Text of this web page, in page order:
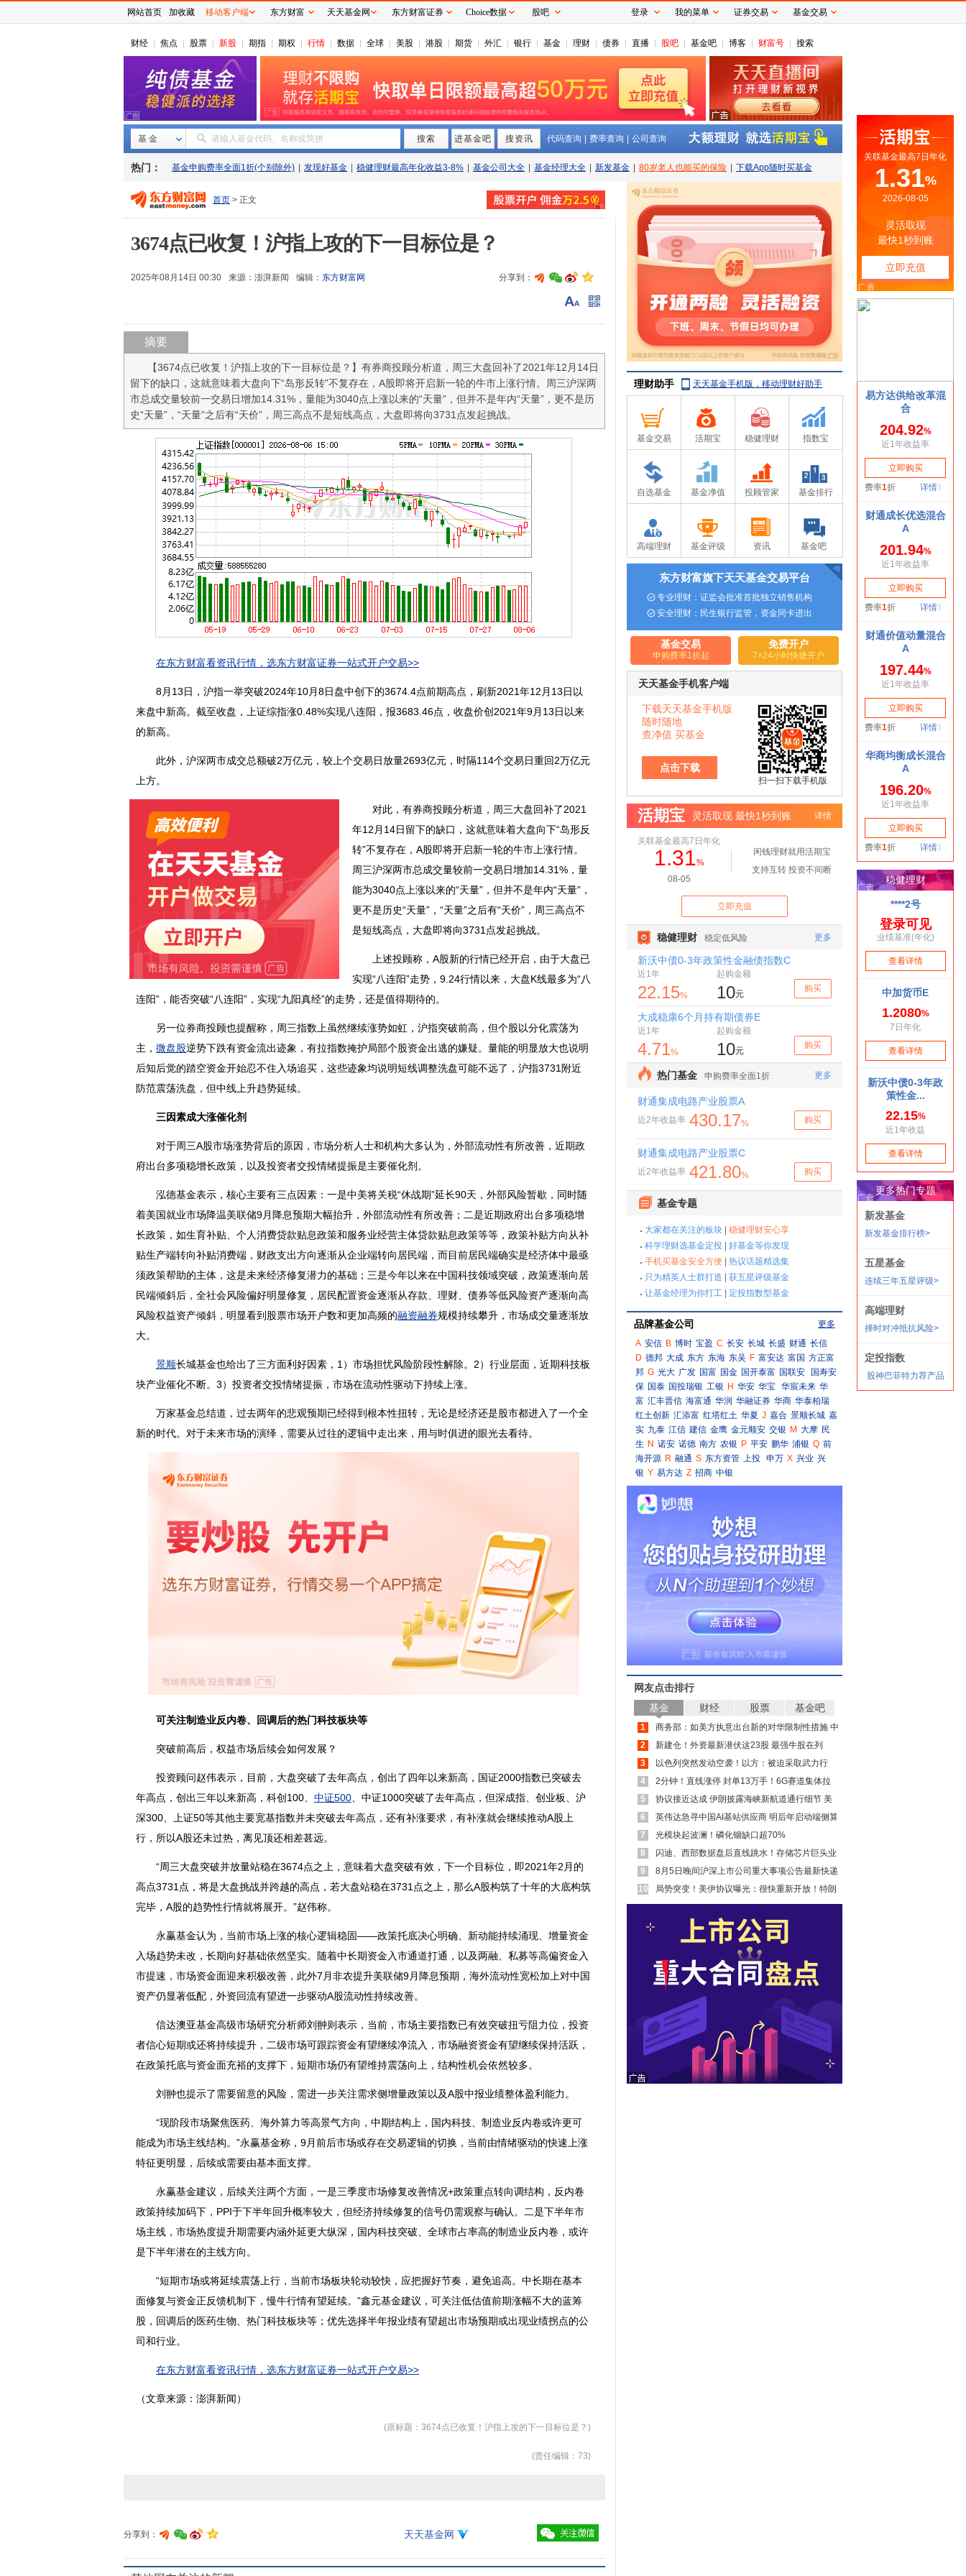
财经 焦点 股票 新股 期指 期权 行情 数据 全球 美股 港股 期货 外汇 银行 基金 理财 债券 直播 股吧 基金吧 博客 财富号 搜索
基 金 请输入基金代码、名称或简拼 搜索 进基金吧 搜资讯 代码查询 费率查询 公司查询
热门： 基金申购费率全面1折(个别除外) 发现好基金 稳健理财最高年化收益3-8% 基金公司大全 基金经理大全 新发基金 80岁老人也能买的保险 下载App随时买基金
首页 > 正文
3674点已收复！沪指上攻的下一目标位是？
2025年08月14日 00:30 来源： 澎湃新闻 编辑： 东方财富网 分享到：
摘要
【3674点已收复！沪指上攻的下一目标位是？】有券商投顾分析道，周三大盘回补了2021年12月14日
留下的缺口，这就意味着大盘向下“岛形反转”不复存在，A股即将开启新一轮的牛市上涨行情。周三沪深两
市总成交量较前一交易日增加14.31%，量能为3040点上涨以来的“天量”，但并不是年内“天量”，更不是历
史“天量”，“天量”之后有“天价”，周三高点不是短线高点，大盘即将向3731点发起挑战。
在东方财富看资讯行情，选东方财富证券一站式开户交易>>
8月13日，沪指一举突破2024年10月8日盘中创下的3674.4点前期高点，刷新2021年12月13日以
来盘中新高。截至收盘，上证综指涨0.48%实现八连阳，报3683.46点，收盘价创2021年9月13日以来
的新高。
此外，沪深两市成交总额破2万亿元，较上个交易日放量2693亿元，时隔114个交易日重回2万亿元
上方。
对此，有券商投顾分析道，周三大盘回补了2021
年12月14日留下的缺口，这就意味着大盘向下“岛形反
转”不复存在，A股即将开启新一轮的牛市上涨行情。
周三沪深两市总成交量较前一交易日增加14.31%，量
能为3040点上涨以来的“天量”，但并不是年内“天量”，
更不是历史“天量”，“天量”之后有“天价”，周三高点不
是短线高点，大盘即将向3731点发起挑战。
上述投顾称，A股新的行情已经开启，由于大盘已
实现“八连阳”走势，9.24行情以来，大盘K线最多为“八
连阳”，能否突破“八连阳”，实现“九阳真经”的走势，还是值得期待的。
另一位券商投顾也提醒称，周三指数上虽然继续涨势如虹，沪指突破前高，但个股以分化震荡为
主， 微盘股逆势下跌有资金流出迹象，有拉指数掩护局部个股资金出逃的嫌疑。量能的明显放大也说明
后知后觉的踏空资金开始忍不住入场追买，这些迹象均说明短线调整洗盘可能不远了，沪指3731附近
防范震荡洗盘，但中线上升趋势延续。
三因素成大涨催化剂
对于周三A股市场涨势背后的原因，市场分析人士和机构大多认为，外部流动性有所改善，近期政
府出台多项稳增长政策，以及投资者交投情绪提振是主要催化剂。
泓德基金表示，核心主要有三点因素：一是中美将关税“休战期”延长90天，外部风险暂歇，同时随
着美国就业市场降温美联储9月降息预期大幅抬升，外部流动性有所改善；二是近期政府出台多项稳增
长政策，如生育补贴、个人消费贷款贴息政策和服务业经营主体贷款贴息政策等等，政策补贴方向从补
贴生产端转向补贴消费端，财政支出方向逐渐从企业端转向居民端，而目前居民端确实是经济体中最亟
须政策帮助的主体，这是未来经济修复潜力的基础；三是今年以来在中国科技领域突破，政策逐渐向居
民端倾斜后，全社会风险偏好明显修复，居民配置资金逐渐从存款、理财、债券等低风险资产逐渐向高
风险权益资产倾斜，明显看到股票市场开户数和更加高频的融资融券规模持续攀升，市场成交量逐渐放
大。
景顺长城基金也给出了三方面利好因素，1）市场担忧风险阶段性解除。2）行业层面，近期科技板
块产业催化不断。3）投资者交投情绪提振，市场在流动性驱动下持续上涨。
万家基金总结道，过去两年的悲观预期已经得到根本性扭转，无论是经济还是股市都进入了一个全
新的时代。对于未来市场的演绎，需要从过往的逻辑中走出来，用与时俱进的眼光去看待。
可关注制造业反内卷、回调后的热门科技板块等
突破前高后，权益市场后续会如何发展？
投资顾问赵伟表示，目前，大盘突破了去年高点，创出了四年以来新高，国证2000指数已突破去
年高点，创出三年以来新高，科创100、 中证500、中证1000突破了去年高点，但深成指、创业板、沪
深300、上证50等其他主要宽基指数并未突破去年高点，还有补涨要求，有补涨就会继续推动A股上
行，所以A股还未过热，离见顶还相差甚远。
“周三大盘突破并放量站稳在3674点之上，意味着大盘突破有效，下一个目标位，即2021年2月的
高点3731点，将是大盘挑战并跨越的高点，若大盘站稳在3731点之上，那么A股构筑了十年的大底构筑
完毕，A股的趋势性行情就将展开。”赵伟称。
永赢基金认为，当前市场上涨的核心逻辑稳固——政策托底决心明确、新动能持续涌现、增量资金
入场趋势未改，长期向好基础依然坚实。随着中长期资金入市通道打通，以及两融、私募等高偏资金入
市提速，市场资金面迎来积极改善，此外7月非农提升美联储9月降息预期，海外流动性宽松加上对中国
资产仍显著低配，外资回流有望进一步驱动A股流动性持续改善。
信达澳亚基金高级市场研究分析师刘翀则表示，当前，市场主要指数已有效突破扭亏阻力位，投资
者信心短期或还将持续提升，二级市场可跟踪资金有望继续净流入，市场融资资金有望继续保持活跃，
在政策托底与资金面充裕的支撑下，短期市场仍有望维持震荡向上，结构性机会依然较多。
刘翀也提示了需要留意的风险，需进一步关注需求侧增量政策以及A股中报业绩整体盈利能力。
“现阶段市场聚焦医药、海外算力等高景气方向，中期结构上，国内科技、制造业反内卷或许更可
能成为市场主线结构。”永赢基金称，9月前后市场或存在交易逻辑的切换，当前由情绪驱动的快速上涨
特征更明显，后续或需要由基本面支撑。
永赢基金建议，后续关注两个方面，一是三季度市场修复改善情况+政策重点转向调结构，反内卷
政策持续加码下，PPI于下半年回升概率较大，但经济持续修复的信号仍需观察与确认。二是下半年市
场主线，市场热度提升期需要内涵外延更大纵深，国内科技突破、全球市占率高的制造业反内卷，或许
是下半年潜在的主线方向。
“短期市场或将延续震荡上行，当前市场板块轮动较快，应把握好节奏，避免追高。中长期在基本
面修复与资金正反馈机制下，慢牛行情有望延续。”鑫元基金建议，可关注低估值前期涨幅不大的蓝筹
股，回调后的医药生物、热门科技板块等；优先选择半年报业绩有望超出市场预期或出现业绩拐点的公
司和行业。
在东方财富看资讯行情，选东方财富证券一站式开户交易>>
（文章来源：澎湃新闻）
(原标题：3674点已收复！沪指上攻的下一目标位是？)
(责任编辑：73)
分享到： 天天基金网
理财助手 天天基金手机版，移动理财好助手
基金交易 活期宝 稳健理财 指数宝
自选基金 基金净值 投顾管家 基金排行
高端理财 基金评级 资讯 基金吧
品牌基金公司
更多
A 安信 B 博时 宝盈 C 长安 长城 长盛 财通 长信
D 德邦 大成 东方 东海 东吴 F 富安达 富国 方正富
邦 G 光大 广发 国富 国金 国开泰富 国联安
国寿安
保 国泰 国投瑞银 工银 H 华安 华宝 华宸未来 华
富 汇丰晋信 海富通 华润 华融证券 华商 华泰柏瑞
红土创新 汇添富 红塔红土 华夏 J 嘉合 景顺长城 嘉
实 九泰 江信 建信 金鹰 金元顺安 交银 M 大摩 民
生 N 诺安 诺德 南方 农银 P 平安 鹏华 浦银 Q 前
海开源 R 融通 S 东方资管 上投 申万 X 兴业 兴
银 Y 易方达 Z 招商 中银
网友点击排行
基金
财经 股票 基金吧
1
商务部：如美方执意出台新的对华限制性措施 中
方将进一步反制
2
新建仓！外资最新潜伏这23股 最强牛股在列
3
以色列突然发动空袭！以方：被迫采取武力行
动！内塔尼亚胡“叫板”特朗普
4
2分钟！直线涨停 封单13万手！6G赛道集体拉
升
5
协议接近达成 伊朗披露海峡新航道通行细节 美
方再提“倒计时”
6
英伟达急寻中国AI基站供应商 明后年启动端侧算
力组网
7
光模块起波澜！磷化铟缺口超70%
8
闪迪、西部数据盘后直线跳水！存储芯片巨头业
绩利空来袭
9
8月5日晚间沪深上市公司重大事项公告最新快递
10
局势突变！美伊协议曝光：很快重新开放！特朗
普发出威胁 美军表态
网站首页 加收藏 移动客户端 东方财富 天天基金网 东方财富证券 Choice数据 股吧 登录 我的菜单 证券交易 基金交易